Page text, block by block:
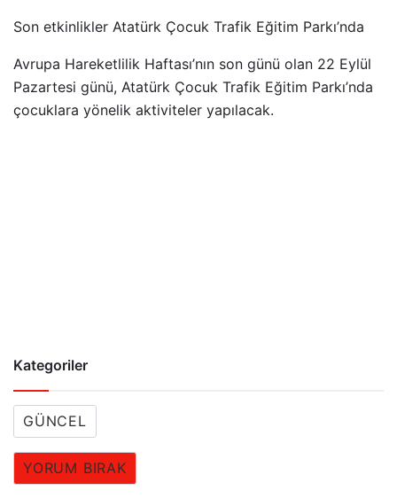
Son etkinlikler Atatürk Çocuk Trafik Eğitim Parkı’nda
Avrupa Hareketlilik Haftası’nın son günü olan 22 Eylül
Pazartesi günü, Atatürk Çocuk Trafik Eğitim Parkı’nda
çocuklara yönelik aktiviteler yapılacak.
Kategoriler
GÜNCEL
YORUM BIRAK